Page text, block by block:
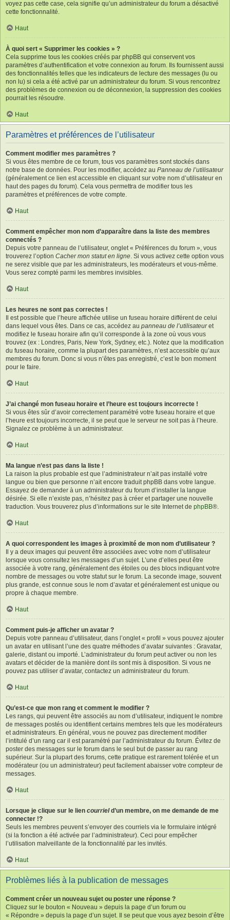
voyez pas cette case, cela signifie qu’un administrateur du forum a désactivé
cette fonctionnalité.
Haut
À quoi sert « Supprimer les cookies » ?
Cela supprime tous les cookies créés par phpBB qui conservent vos
paramètres d’authentification et votre connexion au forum. Ils fournissent aussi
des fonctionnalités telles que les indicateurs de lecture des messages (lu ou
non lu) si cela a été activé par un administrateur du forum. Si vous rencontrez
des problèmes de connexion ou de déconnexion, la suppression des cookies
pourrait les résoudre.
Haut
Paramètres et préférences de l’utilisateur
Comment modifier mes paramètres ?
Si vous êtes membre de ce forum, tous vos paramètres sont stockés dans
notre base de données. Pour les modifier, accédez au Panneau de l’utilisateur
(généralement ce lien est accessible en cliquant sur votre nom d’utilisateur en
haut des pages du forum). Cela vous permettra de modifier tous les
paramètres et préférences de votre compte.
Haut
Comment empêcher mon nom d’apparaître dans la liste des membres
connectés ?
Depuis votre panneau de l’utilisateur, onglet « Préférences du forum », vous
trouverez l’option Cacher mon statut en ligne. Si vous activez cette option vous
ne serez visible que par les administrateurs, les modérateurs et vous-même.
Vous serez compté parmi les membres invisibles.
Haut
Les heures ne sont pas correctes !
Il est possible que l’heure affichée utilise un fuseau horaire différent de celui
dans lequel vous êtes. Dans ce cas, accédez au panneau de l’utilisateuret
modifiez le fuseau horaire afin qu’il corresponde à la zone où vous vous
trouvez (ex : Londres, Paris, New York, Sydney, etc.). Notez que la modification
du fuseau horaire, comme la plupart des paramètres, n’est accessible qu’aux
membres du forum. Donc si vous n’êtes pas enregistré, c’est le bon moment
pour le faire.
Haut
J’ai changé mon fuseau horaire et l’heure est toujours incorrecte !
Si vous êtes sûr d’avoir correctement paramétré votre fuseau horaire et que
l’heure est toujours incorrecte, il se peut que le serveur ne soit pas à l’heure.
Signalez ce problème à un administrateur.
Haut
Ma langue n’est pas dans la liste !
La raison la plus probable est que l’administrateur n’ait pas installé votre
langue ou bien que personne n’ait encore traduit phpBB dans votre langue.
Essayez de demander à un administrateur du forum d’installer la langue
désirée. Si elle n’existe pas, n’hésitez pas à créer et partager une nouvelle
traduction. Vous trouverez plus d’informations sur le site Internet de phpBB®.
Haut
A quoi correspondent les images à proximité de mon nom d’utilisateur ?
Il y a deux images qui peuvent être associées avec votre nom d’utilisateur
lorsque vous consultez les messages d’un sujet. L’une d’elles peut être
associée à votre rang, généralement des étoiles ou des blocs indiquant votre
nombre de messages ou votre statut sur le forum. La seconde image, souvent
plus grande, est connue sous le nom d’avatar et généralement est unique ou
propre à chaque membre.
Haut
Comment puis-je afficher un avatar ?
Depuis votre panneau d’utilisateur, dans l’onglet « profil » vous pouvez ajouter
un avatar en utilisant l’une des quatre méthodes d’avatar suivantes : Gravatar,
galerie, distant ou importé. L’administrateur du forum peut activer ou non les
avatars et décider de la manière dont ils sont mis à disposition. Si vous ne
pouvez pas utiliser d’avatar, contactez un administrateur du forum.
Haut
Qu’est-ce que mon rang et comment le modifier ?
Les rangs, qui peuvent être associés au nom d’utilisateur, indiquent le nombre
de messages postés ou identifient certains membres tels que les modérateurs
et administrateurs. En général, vous ne pouvez pas directement modifier
l’intitulé d’un rang car il est paramétré par l’administrateur du forum. Évitez de
poster des messages sur le forum dans le seul but de passer au rang
supérieur. Sur la plupart des forums, cette pratique est rarement tolérée et un
modérateur (ou un administrateur) peut facilement abaisser votre compteur de
messages.
Haut
Lorsque je clique sur le lien courrield’un membre, on me demande de me
connecter !?
Seuls les membres peuvent s’envoyer des courriels via le formulaire intégré
(si la fonction a été activée par l’administrateur). Ceci pour empêcher
l’utilisation malveillante de la fonctionnalité par les invités.
Haut
Problèmes liés à la publication de messages
Comment créer un nouveau sujet ou poster une réponse ?
Cliquez sur le bouton « Nouveau » depuis la page d’un forum ou
« Répondre » depuis la page d’un sujet. Il se peut que vous ayez besoin d’être